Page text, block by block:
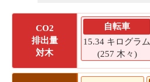
CO2
排出量
対木
自転車
15.34 キログラム
(257 木々)